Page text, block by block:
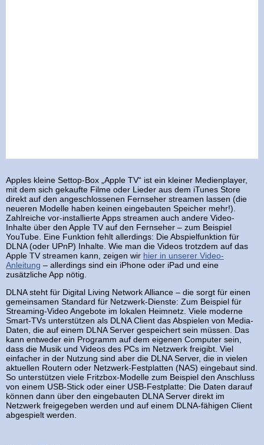
Apples kleine Settop-Box „Apple TV“ ist ein kleiner Medienplayer,
mit dem sich gekaufte Filme oder Lieder aus dem iTunes Store
direkt auf den angeschlossenen Fernseher streamen lassen (die
neueren Modelle haben keinen eingebauten Speicher mehr!).
Zahlreiche vor-installierte Apps streamen auch andere Video-
Inhalte über den Apple TV auf den Fernseher – zum Beispiel
YouTube. Eine Funktion fehlt allerdings: Die Abspielfunktion für
DLNA (oder UPnP) Inhalte. Wie man die Videos trotzdem auf das
Apple TV streamen kann, zeigen wir hier in unserer Video-
Anleitung – allerdings sind ein iPhone oder iPad und eine
zusätzliche App nötig.
DLNA steht für Digital Living Network Alliance – die sorgt für einen
gemeinsamen Standard für Netzwerk-Dienste: Zum Beispiel für
Streaming-Video Angebote im lokalen Heimnetz. Viele moderne
Smart-TVs unterstützen als DLNA Client das Abspielen von Media-
Daten, die auf einem DLNA Server gespeichert sein müssen. Das
kann entweder ein Programm auf dem eigenen Computer sein,
dass die Musik und Videos des PCs im Netzwerk freigibt. Viel
einfacher in der Nutzung sind aber die DLNA Server, die in vielen
aktuellen Routern oder Netzwerk-Festplatten (NAS) eingebaut sind.
So unterstützen viele Fritzbox-Modelle zum Beispiel den Anschluss
von einem USB-Stick oder einer USB-Festplatte: Die Daten darauf
können dann über den eingebauten DLNA Server direkt im
Netzwerk freigegeben werden und auf einem DLNA-fähigen Client
abgespielt werden.